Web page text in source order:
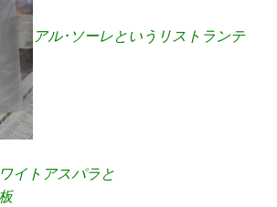
アル･ソーレというリストランテ
イトアスパラと